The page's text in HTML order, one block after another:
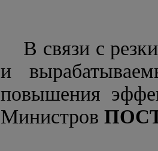
В связи с
и
повышения
Министров